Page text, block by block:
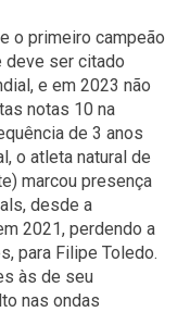
o primeiro campeão
ser citado
e em 2023 não
notas 10 na
de 3 anos
o atleta natural de
marcou presença
desde a
2021, perdendo a
para Filipe Toledo.
às de seu
nas ondas